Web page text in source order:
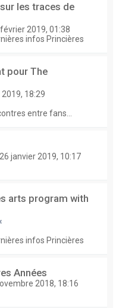
les traces de
2019, 01:38
infos Princières
pour The
18:29
entre fans...
26 janvier 2019, 10:17
arts program with
infos Princières
Années
2018, 18:16